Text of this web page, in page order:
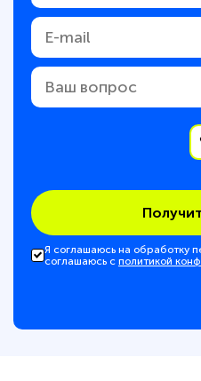
Я соглашаюсь на обработку
соглашаюсь с политикой